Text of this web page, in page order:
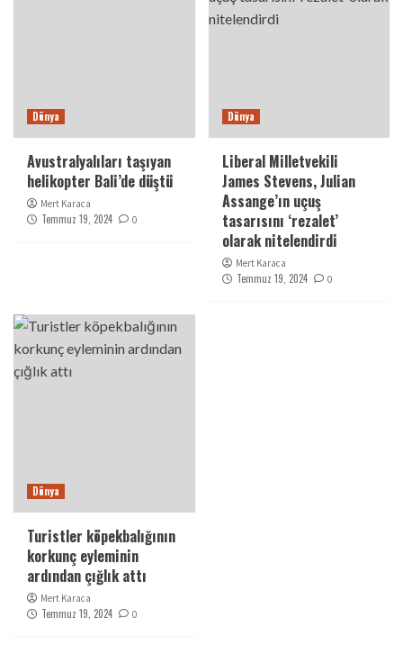
Dünya
Avustralyalıları taşıyan
helikopter Bali’de düştü
Mert Karaca
Temmuz 19, 2024 0
Dünya
Liberal Milletvekili
James Stevens, Julian
Assange’ın uçuş
tasarısını ‘rezalet’
olarak nitelendirdi
Mert Karaca
Temmuz 19, 2024 0
Dünya
Turistler köpekbalığının
korkunç eyleminin
ardından çığlık attı
Mert Karaca
Temmuz 19, 2024 0